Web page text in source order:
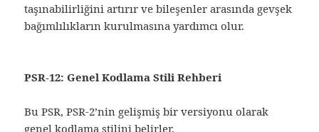
taşınabilirliğini artırır ve bileşenler arasında gevşek
bağımlılıkların kurulmasına yardımcı olur.
PSR-12: Genel Kodlama Stili Rehberi
Bu PSR, PSR-2’nin gelişmiş bir versiyonu olarak
genel kodlama stilini belirler.